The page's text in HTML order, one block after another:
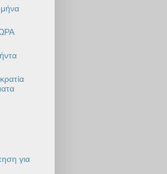
για